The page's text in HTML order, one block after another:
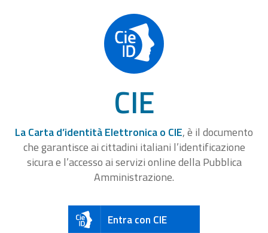
CIE
La Carta d’identità Elettronica o CIE, è il documento
che garantisce ai cittadini italiani l’identificazione
sicura e l’accesso ai servizi online della Pubblica
Amministrazione.
Entra con CIE